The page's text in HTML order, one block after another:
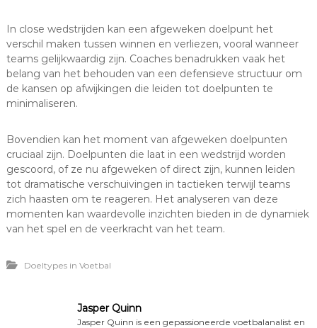
In close wedstrijden kan een afgeweken doelpunt het
verschil maken tussen winnen en verliezen, vooral wanneer
teams gelijkwaardig zijn. Coaches benadrukken vaak het
belang van het behouden van een defensieve structuur om
de kansen op afwijkingen die leiden tot doelpunten te
minimaliseren.
Bovendien kan het moment van afgeweken doelpunten
cruciaal zijn. Doelpunten die laat in een wedstrijd worden
gescoord, of ze nu afgeweken of direct zijn, kunnen leiden
tot dramatische verschuivingen in tactieken terwijl teams
zich haasten om te reageren. Het analyseren van deze
momenten kan waardevolle inzichten bieden in de dynamiek
van het spel en de veerkracht van het team.
Doeltypes in Voetbal
Jasper Quinn
Jasper Quinn is een gepassioneerde voetbalanalist en